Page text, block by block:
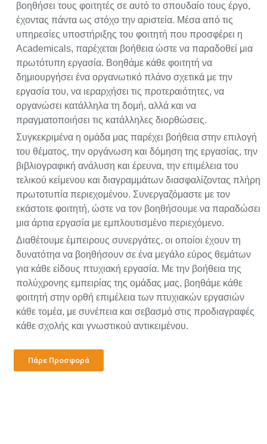
βοηθήσει τους φοιτητές σε αυτό το σπουδαίο τους έργο,
έχοντας πάντα ως στόχο την αριστεία. Μέσα από τις
υπηρεσίες υποστήριξης του φοιτητή που προσφέρει η
Academicals, παρέχεται βοήθεια ώστε να παραδοθεί μια
πρωτότυπη εργασία. Βοηθάμε κάθε φοιτητή να
δημιουργήσει ένα οργανωτικό πλάνο σχετικά με την
εργασία του, να ιεραρχήσει τις προτεραιότητες, να
οργανώσει κατάλληλα τη δομή, αλλά και να
πραγματοποιήσει τις κατάλληλες διορθώσεις.
Συγκεκριμένα η ομάδα μας παρέχει βοήθεια στην επιλογή
του θέματος, την οργάνωση και δόμηση της εργασίας, την
βιβλιογραφική ανάλυση και έρευνα, την επιμέλεια του
τελικού κείμενου και διαγραμμάτων διασφαλίζοντας πλήρη
πρωτοτυπία περιεχομένου. Συνεργαζόμαστε με τον
εκάστοτε φοιτητή, ώστε να τον βοηθήσουμε να παραδώσει
μια άρτια εργασία με εμπλουτισμένο περιεχόμενο.
Διαθέτουμε έμπειρους συνεργάτες, οι οποίοι έχουν τη
δυνατότηα να βοηθήσουν σε ένα μεγάλο εύρος θεμάτων
για κάθε είδους πτυχιακή εργασία. Με την βοήθεια της
πολύχρονης εμπειρίας της ομάδας μας, βοηθάμε κάθε
φοιτητή στην ορθή επιμέλεια των πτυχιακών εργασιών
κάθε τομέα, με συνέπεια και σεβασμό στις προδιαγραφές
κάθε σχολής και γνωστικού αντικειμένου.
Πάρε Προσφορά